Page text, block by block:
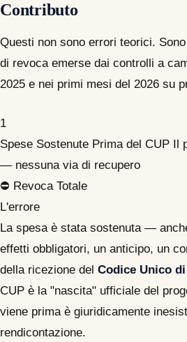
Contributo
Questi non sono errori teorici.
di revoca emerse dai controlli a
2025 e nei primi mesi del 2026 su
1
Spese Sostenute Prima del CUP Il
— nessuna via di recupero
⛔ Revoca Totale
L'errore
La spesa è stata sostenuta —
effetti obbligatori, un anticipo, un
della ricezione del Codice Unico
CUP è la "nascita" ufficiale del
viene prima è giuridicamente
rendicontazione.